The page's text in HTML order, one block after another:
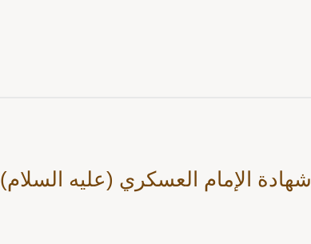
شهادة الإمام العسكري (عليه السلام)